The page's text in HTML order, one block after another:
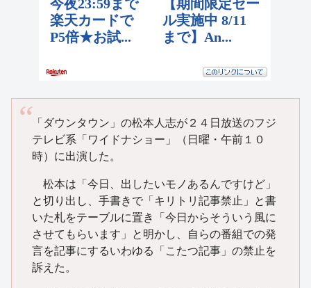
「ダウンタウン」の松本人志が２４日放送のフジ
テレビ系「ワイドナショー」（日曜・午前１０
時）に出演した。
松本は「今日、出したいモノあるんですけど」
と切り出し、手書きで「キリトリ記事禁止」と書
いた札をテーブルに置き「今日からそういう風に
させてもらいます」と明かし、自らの番組での発
言を記事にするいわゆる「こたつ記事」の禁止を
訴えた。